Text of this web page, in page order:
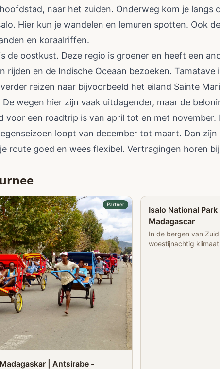
naar het zuiden. Onderweg kom je langs
Hier kun je wandelen en lemuren spotten. Ook
en koraalriffen.
de oostkust. Deze regio is groener en heeft een
rijden en de Indische Oceaan bezoeken. Tamatave
reizen naar bijvoorbeeld het eiland Sainte
De wegen hier zijn vaak uitdagender, maar de
voor een roadtrip is van april tot en met
loopt van december tot maart. Dan zijn
route goed en wees flexibel. Vertragingen horen
Partner
| Antsirabe -
Isalo National
Madagascar
In de bergen van
woestijnachtig